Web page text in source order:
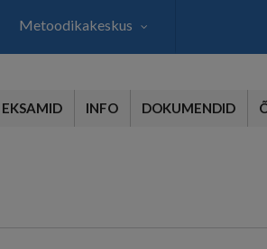
Metoodikakeskus
EKSAMID INFO DOKUMENDID